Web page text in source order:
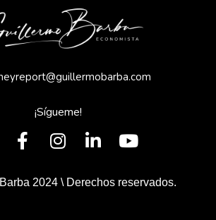
¡Sígueme!
2024 \ Derechos reservados.